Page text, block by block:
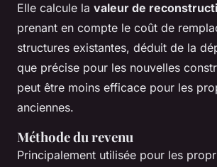
Elle calcule la valeur de
prenant en compte le coût de
structures existantes, déduit de la
que précise pour les nouvelles
peut être moins efficace pour les
anciennes.
Méthode du revenu
Principalement utilisée pour les